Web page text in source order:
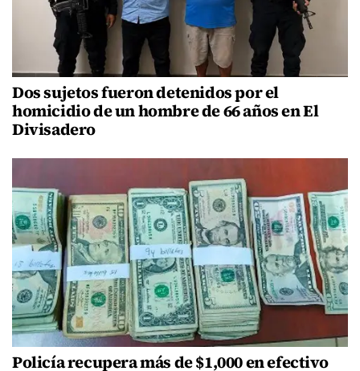
Dos sujetos fueron detenidos por el
homicidio de un hombre de 66 años en El
Divisadero
Policía recupera más de $1,000 en efectivo